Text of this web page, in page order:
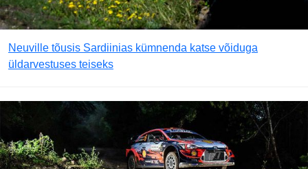
Neuville tõusis Sardiinias kümnenda katse võiduga
üldarvestuses teiseks